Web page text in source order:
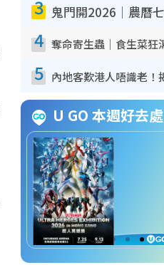
3
4
5
U GO 本週好去處